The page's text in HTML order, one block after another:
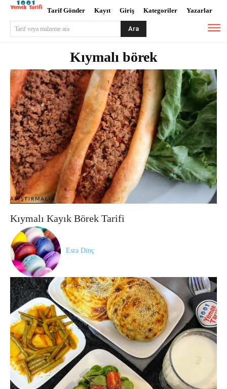
Tarif Gönder Kayıt Giriş Kategoriler Yazarlar
Tarif veya malzeme ara Ara
Kıymalı börek
ATIŞTIRMALIK
Kıymalı Kayık Börek Tarifi
Esra Dinç